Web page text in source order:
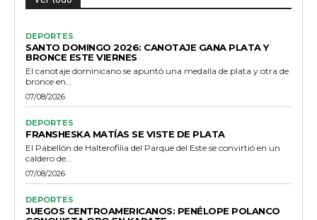
DEPORTES
SANTO DOMINGO 2026: CANOTAJE GANA PLATA Y
BRONCE ESTE VIERNES
El canotaje dominicano se apuntó una medalla de plata y otra de
bronce en...
07/08/2026
DEPORTES
FRANSHESKA MATÍAS SE VISTE DE PLATA
El Pabellón de Halterofilia del Parque del Este se convirtió en un
caldero de...
07/08/2026
DEPORTES
JUEGOS CENTROAMERICANOS: PENÉLOPE POLANCO